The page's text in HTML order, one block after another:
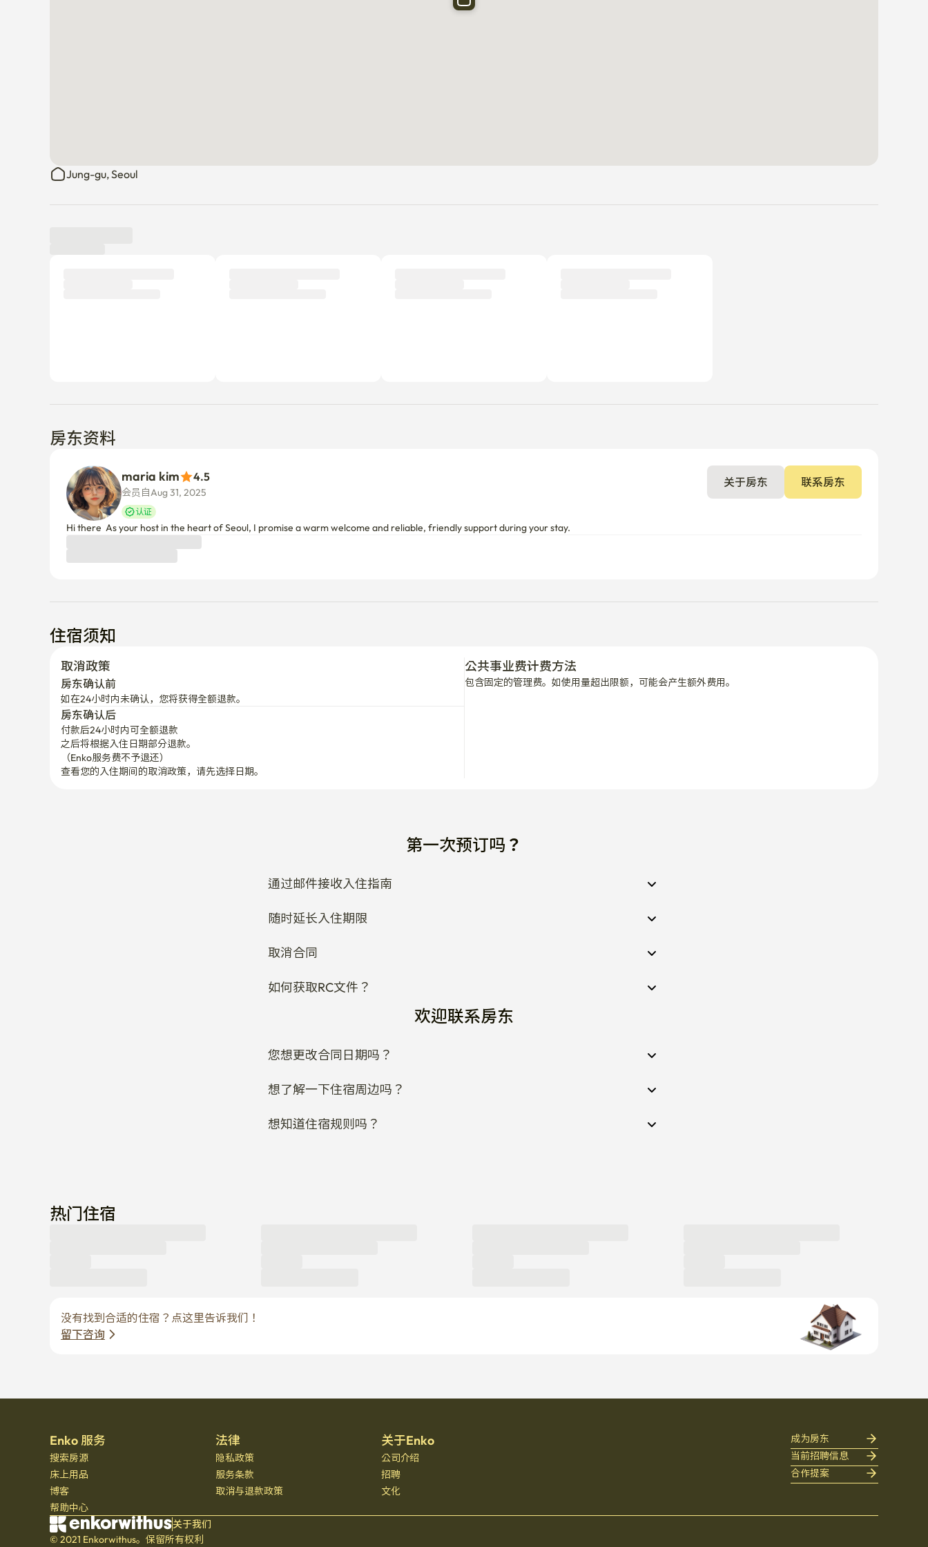
Jung-gu, Seoul
房东资料
maria kim 4.5
会员自Aug 31, 2025
认证
关于房东 联系房东
住宿须知
取消政策
房东确认前
如在24小时内未确认，您将获得全额退款。
房东确认后
付款后24小时内可全额退款
之后将根据入住日期部分退款。
（Enko服务费不予退还）
查看您的入住期间的取消政策，请先选择日期。
公共事业费计费方法
包含固定的管理费。如使用量超出限额，可能会产生额外费用。
第一次预订吗？
通过邮件接收入住指南
随时延长入住期限
取消合同
如何获取RC文件？
欢迎联系房东
您想更改合同日期吗？
想了解一下住宿周边吗？
想知道住宿规则吗？
热门住宿
没有找到合适的住宿？点这里告诉我们！
留下咨询
Enko 服务
搜索房源
床上用品
博客
帮助中心
法律
隐私政策
服务条款
取消与退款政策
关于Enko
公司介绍
招聘
文化
成为房东
当前招聘信息
合作提案
关于我们
© 2021 Enkorwithus。保留所有权利